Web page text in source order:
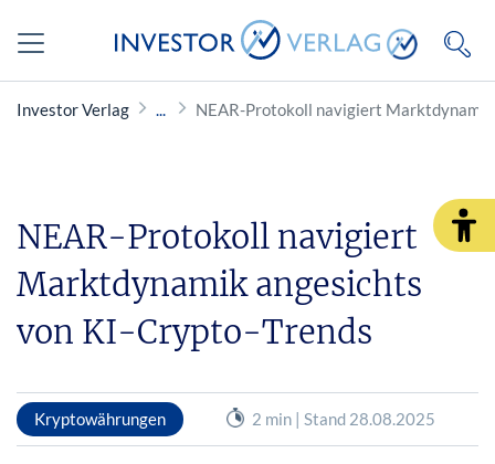
Investor Verlag NEAR-Protokoll navigiert
NEAR-Protokoll navigiert
Marktdynamik angesichts
von KI-Crypto-Trends
Kryptowährungen 2 min | Stand 28.08.2025